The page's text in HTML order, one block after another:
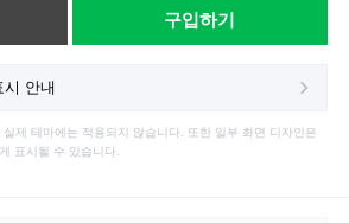
구입하기
안내
제 테마에는 적용되지 않습니다. 또한 일부 화면 디자인은
표시될 수 있습니다.